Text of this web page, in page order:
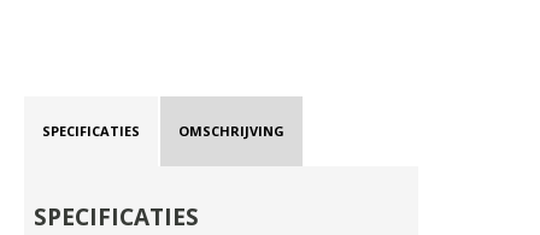
SPECIFICATIES OMSCHRIJVING
SPECIFICATIES